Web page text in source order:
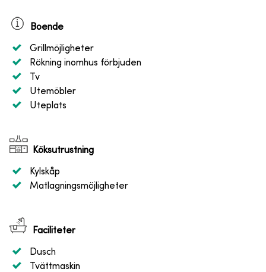
Boende
Grillmöjligheter
Rökning inomhus förbjuden
Tv
Utemöbler
Uteplats
Köksutrustning
Kylskåp
Matlagningsmöjligheter
Faciliteter
Dusch
Tvättmaskin